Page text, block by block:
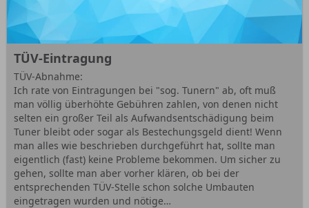
TÜV-Eintragung
TÜV-Abnahme:
Ich rate von Eintragungen bei "sog. Tunern" ab, oft muß
man völlig überhöhte Gebühren zahlen, von denen nicht
selten ein großer Teil als Aufwandsentschädigung beim
Tuner bleibt oder sogar als Bestechungsgeld dient! Wenn
man alles wie beschrieben durchgeführt hat, sollte man
eigentlich (fast) keine Probleme bekommen. Um sicher zu
gehen, sollte man aber vorher klären, ob bei der
entsprechenden TÜV-Stelle schon solche Umbauten
eingetragen wurden und nötige…